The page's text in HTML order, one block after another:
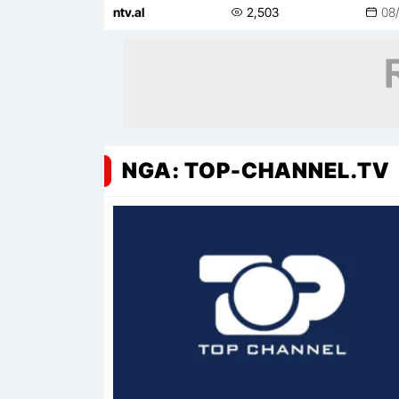
ntv.al 2,503
NGA: TOP-CHANNEL.TV